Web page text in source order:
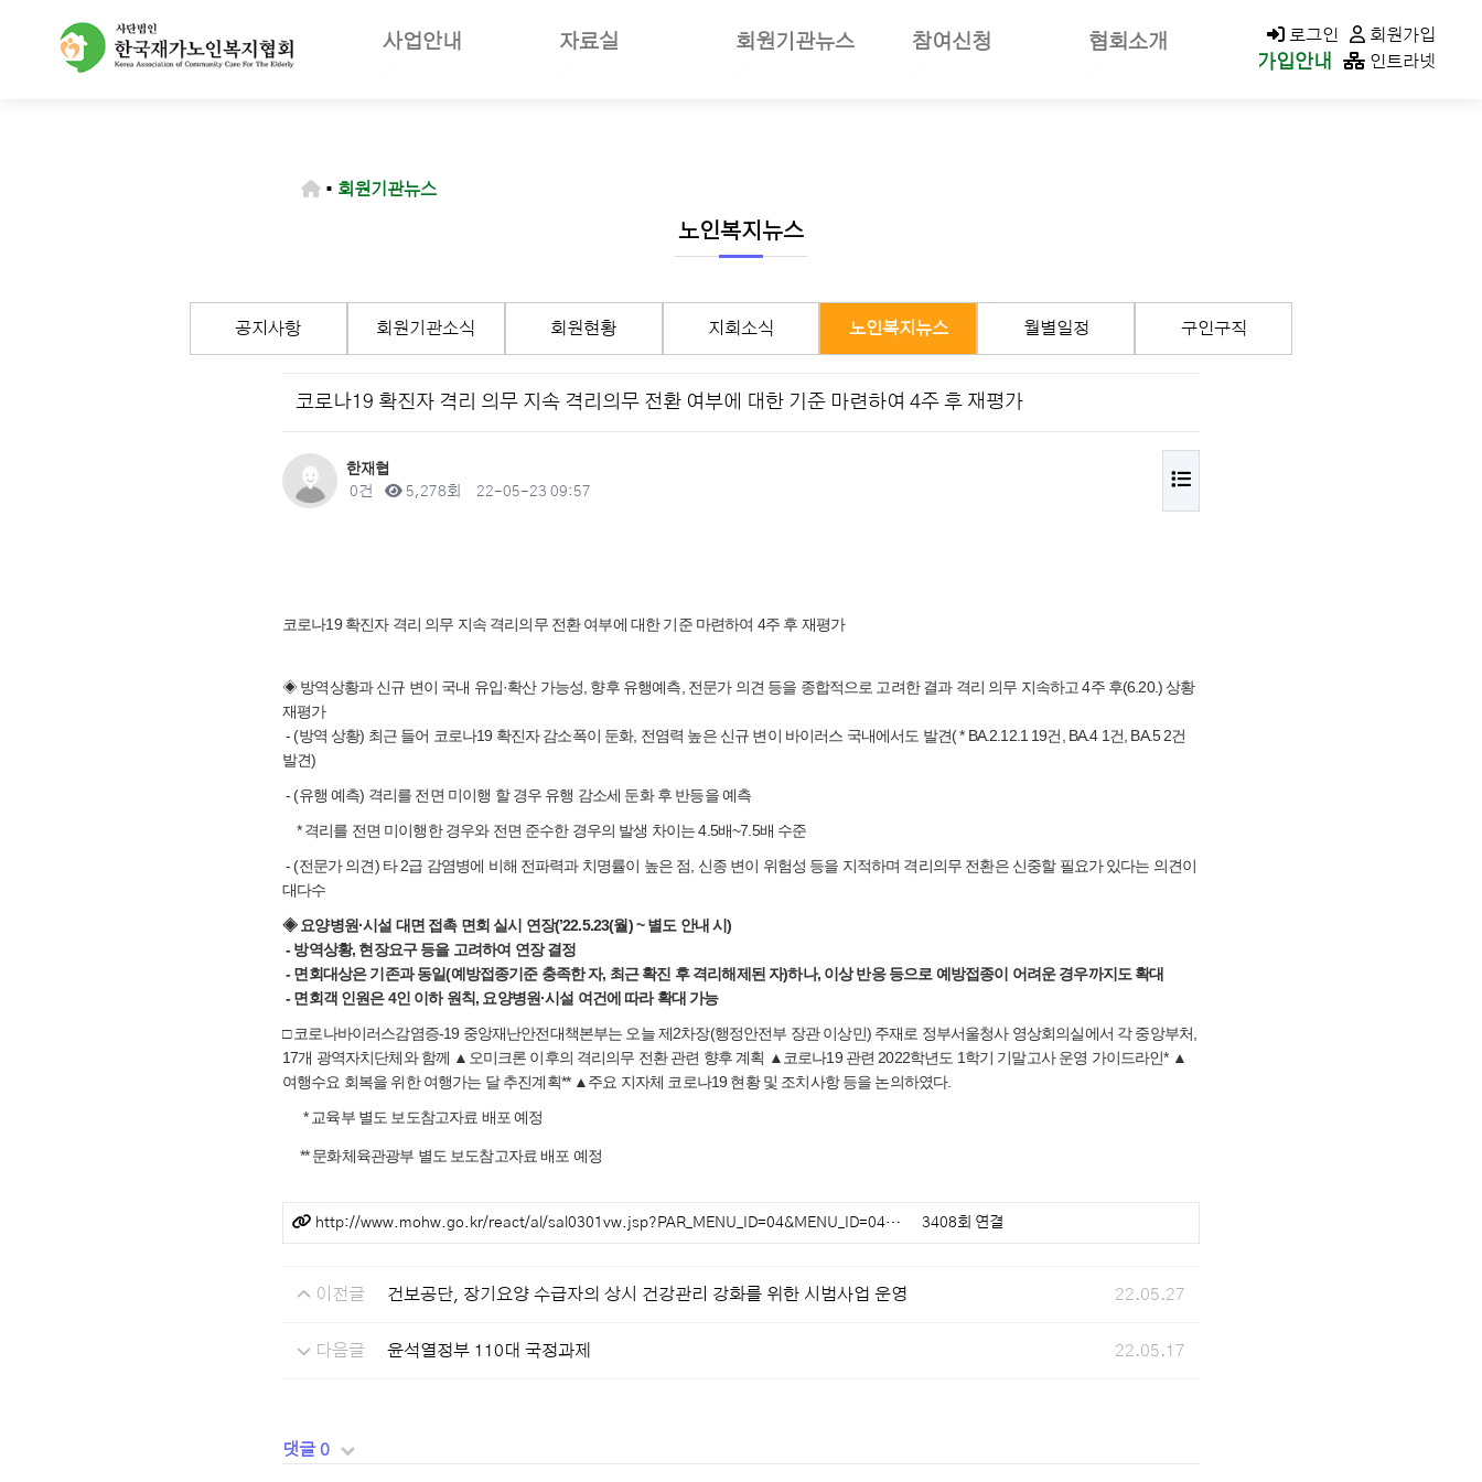
사업안내
등급판정기준및절차안내
자료실
서식자료
도서자료
기타자료
기관회원관리
회원기관뉴스
노인복지뉴스
월별일정
구인구직
참여신청 협회소개
조직구성/조직도
지회현황
KACOLD MALL 로그인 회원가입
가입안내 인트라넷
▪ 회원기관뉴스
노인복지뉴스
공지사항 회원기관소식 회원현황 지회소식 노인복지뉴스 월별일정 구인구직
코로나19 확진자 격리 의무 지속 격리의무 전환 여부에 대한 기준 마련하여 4주 후 재평가
작성자
한재협
댓글
0건 조회5,278회 작성일
22-05-23 09:57
목록
코로나19 확진자 격리 의무 지속 격리의무 전환 여부에 대한 기준 마련하여 4주 후 재평가
◈ 방역상황과 신규 변이 국내 유입·확산 가능성, 향후 유행예측, 전문가 의견 등을 종합적으로 고려한 결과 격리 의무 지속하고 4주 후(6.20.) 상황
재평가
- (방역 상황) 최근 들어 코로나19 확진자 감소폭이 둔화, 전염력 높은 신규 변이 바이러스 국내에서도 발견( * BA.2.12.1 19건, BA.4 1건, BA.5 2건
발견)
- (유행 예측) 격리를 전면 미이행 할 경우 유행 감소세 둔화 후 반등을 예측
* 격리를 전면 미이행한 경우와 전면 준수한 경우의 발생 차이는 4.5배~7.5배 수준
- (전문가 의견) 타 2급 감염병에 비해 전파력과 치명률이 높은 점, 신종 변이 위험성 등을 지적하며 격리의무 전환은 신중할 필요가 있다는 의견이
대다수
◈ 요양병원·시설 대면 접촉 면회 실시 연장(’22.5.23(월) ~ 별도 안내 시)
- 방역상황, 현장요구 등을 고려하여 연장 결정
- 면회대상은 기존과 동일(예방접종기준 충족한 자, 최근 확진 후 격리해제된 자)하나, 이상 반응 등으로 예방접종이 어려운 경우까지도 확대
- 면회객 인원은 4인 이하 원칙, 요양병원·시설 여건에 따라 확대 가능
□ 코로나바이러스감염증-19 중앙재난안전대책본부는 오늘 제2차장(행정안전부 장관 이상민) 주재로 정부서울청사 영상회의실에서 각 중앙부처,
17개 광역자치단체와 함께 ▲오미크론 이후의 격리의무 전환 관련 향후 계획 ▲코로나19 관련 2022학년도 1학기 기말고사 운영 가이드라인* ▲
여행수요 회복을 위한 여행가는 달 추진계획** ▲주요 지자체 코로나19 현황 및 조치사항 등을 논의하였다.
* 교육부 별도 보도참고자료 배포 예정
** 문화체육관광부 별도 보도참고자료 배포 예정
관련링크http://www.mohw.go.kr/react/al/sal0301vw.jsp?PAR_MENU_ID=04&MENU_ID=04… 3408회 연결
이전글 건보공단, 장기요양 수급자의 상시 건강관리 강화를 위한 시범사업 운영 22.05.27
다음글 윤석열정부 110대 국정과제 22.05.17
댓글 0